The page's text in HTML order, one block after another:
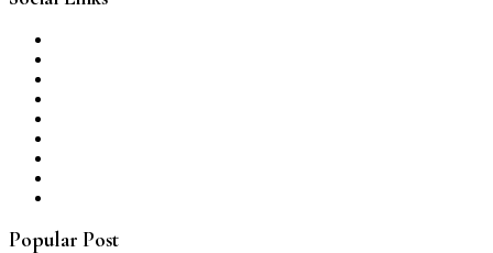
Popular Post